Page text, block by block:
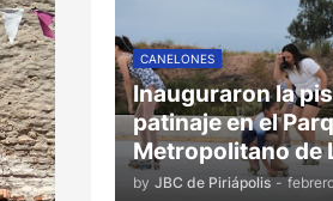
CANELONES
Inauguraron la
patinaje en el
Metropolitano de
by JBC de Piriápolis -